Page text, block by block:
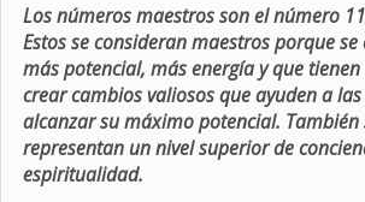
Los números maestros son el número
Estos se consideran maestros porque
más potencial, más energía y que
crear cambios valiosos que ayuden a
alcanzar su máximo potencial. También
representan un nivel superior de
espiritualidad.